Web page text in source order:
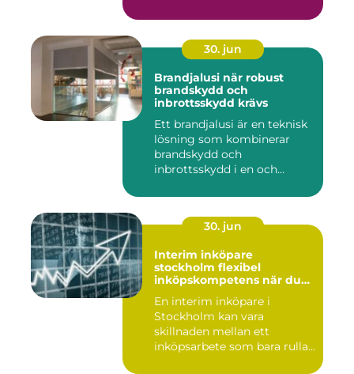
30. jun
Brandjalusi när robust
brandskydd och
inbrottsskydd krävs
Ett brandjalusi är en teknisk
lösning som kombinerar
brandskydd och
inbrottsskydd i en och
30. jun
Interim inköpare
stockholm flexibel
inköpskompetens när du
En interim inköpare i
Stockholm kan vara
skillnaden mellan ett
inköpsarbete som bara rullar